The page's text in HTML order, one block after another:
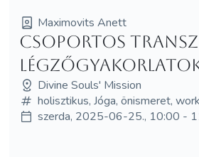
Maximovits Anett
Csoportos
Divine Souls' Mission
holisztikus, Jóga, önismeret,
szerda, 2025-06-25., 10:00 -